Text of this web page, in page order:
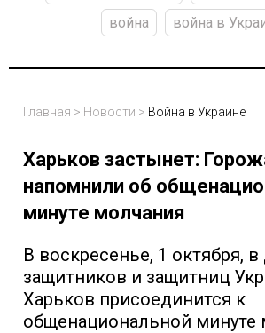
война
война в
Главная > Новости > Война в Украине
Харьков застынет:
напомнили об
минуте молчания
В воскресенье, 1 октября,
защитников и защитниц
Харьков присоединится к
общенациональной минуте